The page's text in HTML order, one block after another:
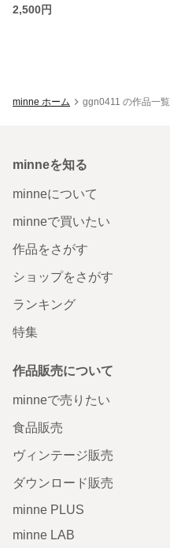
2,500円
minne ホーム ggn0411 の作品一覧
minneを知る
minneについて
minneで買いたい
作品をさがす
ショップをさがす
ランキング
特集
作品販売について
minneで売りたい
食品販売
ヴィンテージ販売
ダウンロード販売
minne PLUS
minne LAB